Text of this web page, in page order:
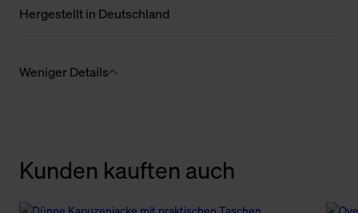
Hergestellt in Deutschland
Weniger Details
Kunden kauften auch